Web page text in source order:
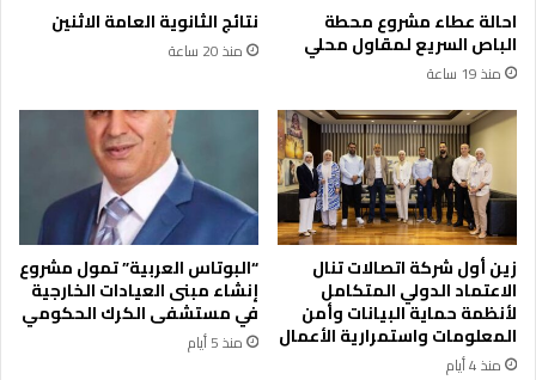
احالة عطاء مشروع محطة
الباص السريع لمقاول محلي
منذ 19 ساعة
نتائج الثانوية العامة الاثنين
منذ 20 ساعة
زين أول شركة اتصالات تنال
الاعتماد الدولي المتكامل
لأنظمة حماية البيانات وأمن
المعلومات واستمرارية الأعمال
منذ 4 أيام
“البوتاس العربية” تمول مشروع
إنشاء مبنى العيادات الخارجية
في مستشفى الكرك الحكومي
منذ 5 أيام